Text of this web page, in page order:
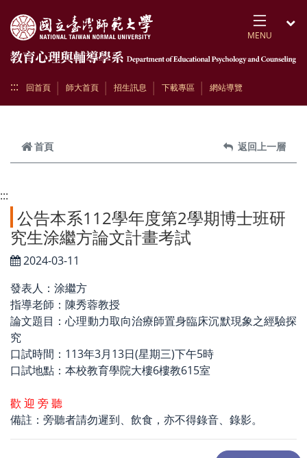
MENU
::: 回首頁 師大首頁 招生訊息 下載專區 網站導覽
首頁 返回上一層
:::
公告本系112學年度第2學期博士班研
究生涂繼方論文計畫考試
2024-03-11
發表人：涂繼方
指導老師：陳秀蓉教授
論文題目：心理動力取向治療師置身臨床沉默現象之經驗探
究
口試時間：113年3月13日(星期三)下午5時
口試地點：本校教育學院大樓6樓教615室
歡 迎 旁 聽
備註：旁聽者請勿遲到、飲食，亦不得錄音、錄影。